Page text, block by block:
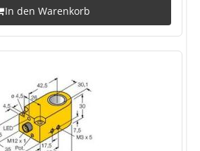
In den Warenkorb